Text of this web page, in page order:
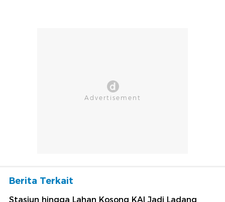
Berita Terkait
Stasiun hingga Lahan Kosong KAI Jadi Ladang